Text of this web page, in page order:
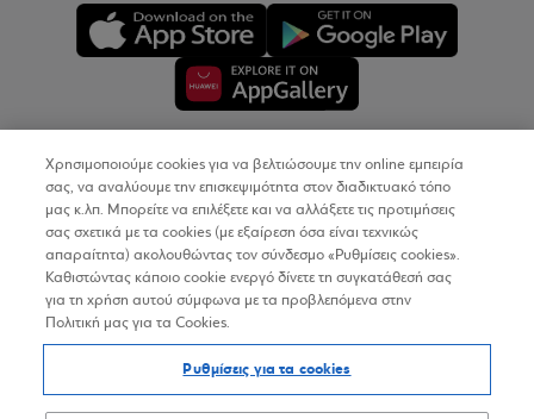
Copyright © 2026
Όροι Χρήσης
Προσωπικά Δεδομένα στον Διαδικτυακό Τόπο
Δήλωση Προσβασιμότητας
Χρησιμοποιούμε cookies για να βελτιώσουμε την online εμπειρία
σας, να αναλύουμε την επισκεψιμότητα στον διαδικτυακό τόπο
μας κ.λπ. Μπορείτε να επιλέξετε και να αλλάξετε τις προτιμήσεις
σας σχετικά με τα cookies (με εξαίρεση όσα είναι τεχνικώς
απαραίτητα) ακολουθώντας τον σύνδεσμο «Ρυθμίσεις cookies».
Καθιστώντας κάποιο cookie ενεργό δίνετε τη συγκατάθεσή σας
για τη χρήση αυτού σύμφωνα με τα προβλεπόμενα στην
Πολιτική μας για τα Cookies.
Ρυθμίσεις για τα cookies